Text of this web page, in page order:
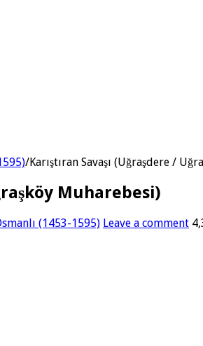
/Karıştıran Savaşı (Uğraşdere /
Muharebesi)
(1453-1595) Leave a comment